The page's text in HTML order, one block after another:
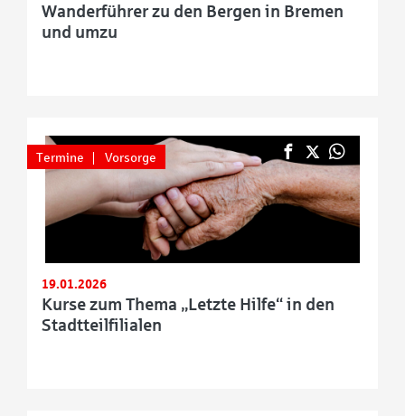
Wanderführer zu den Bergen in Bremen
und umzu
Termine Vorsorge
19.01.2026
Kurse zum Thema „Letzte Hilfe“ in den
Stadtteilfilialen